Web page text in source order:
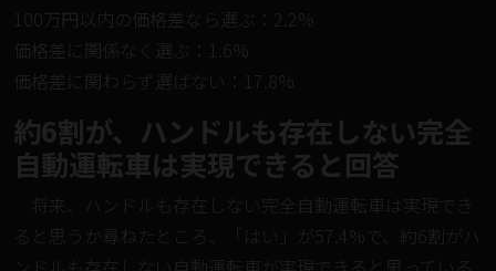
100万円以内の価格差なら選ぶ：2.2%
価格差に関係なく選ぶ：1.6%
価格差に関わらず選ばない：17.8%
約6割が、ハンドルも存在しない完全
自動運転車は実現できると回答
将来、ハンドルも存在しない完全自動運転車は実現でき
ると思うか尋ねたところ、「はい」が57.4%で、約6割がハ